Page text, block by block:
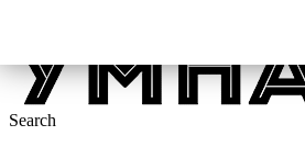
Search